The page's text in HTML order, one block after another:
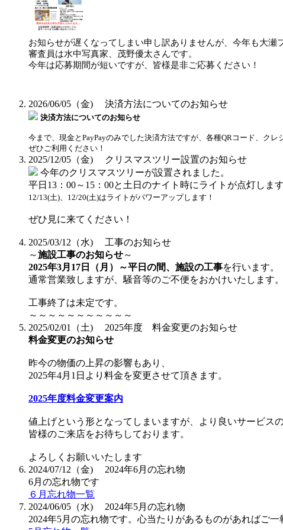
お知らせが遅くなってしまい申し訳ありませんが、今年も大瀬
審査員は水中写真家、茂野優太さんです。
今年は応募期間が短いですが、皆様是非ご応募ください！
2026/06/05（金) 決済方法についてのお知らせ
決済方法についてのお知らせ
今まで、現金とPayPayのみでした決済方法ですが、各種QRコード、ク
ぜひご利用ください！
2025/12/05（金)
クリスマスツリー設置のお知らせ
今年のクリスマスツリーが設置されました。
平日13：00～15：00と土日のナイト時にライトが点灯します
12/13(土)、12/20(土)はライトがパワーアップします！
ぜひ見に来てください！
2025/03/12（水)
工事のお知らせ
～施設工事のお知らせ～
2025年3月17日（月）～平日の間、施設の工事を行います。
通常営業致しますが、騒音等のご不便をおかけいたします。
工事終了は未定です。
～～～～～～～～～～～
2025/02/01（土)
2025年度 料金変更のお知らせ
料金変更のお知らせ
昨今の物価の上昇の影響もあり、
2025年4月1日より料金を変更させて頂きます。
2025年度料金変更案内
値上げという形となってしまいますが、より良いサービス
皆様のご来店をお待ちしております。
よろしくお願いいたします
2024/07/12（金)
2024年6月の忘れ物
6月の忘れ物です
６月忘れ物一覧
2024/06/05（水)
2024年5月の忘れ物
2024年5月の忘れ物です。心当たりがあるものがあればご一